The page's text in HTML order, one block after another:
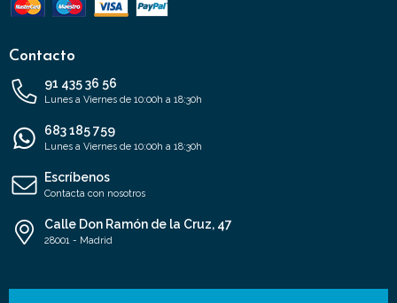
Contacto
91 435 36 56
Lunes a Viernes de 10:00h a 18:30h
683 185 759
Lunes a Viernes de 10:00h a 18:30h
Escríbenos
Contacta con nosotros
Calle Don Ramón de la Cruz, 47
28001 - Madrid